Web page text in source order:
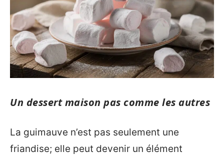
Un dessert maison pas comme les autres
La guimauve n’est pas seulement une
friandise; elle peut devenir un élément